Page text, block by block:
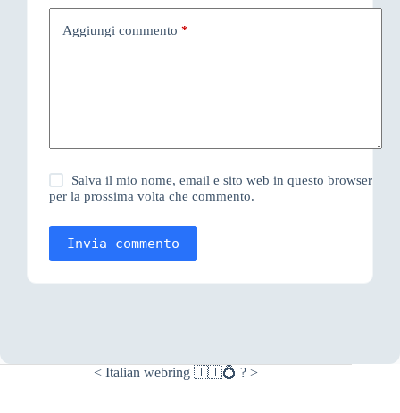
Aggiungi commento *
Salva il mio nome, email e sito web in questo browser
per la prossima volta che commento.
Invia commento
< Italian webring 🇮🇹💍 ? >